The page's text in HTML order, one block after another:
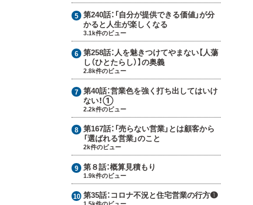
第240話： 「自分が提供できる価値」が分
かると人生が楽しくなる
3.1k件のビュー
第258話：人を魅きつけてやまない【人蕩
し（ひとたらし）】の奥義
2.8k件のビュー
第40話：営業色を強く打ち出してはいけ
ない！①
2.2k件のビュー
第167話： 「売らない営業」とは顧客から
「選ばれる営業」のこと
2k件のビュー
第８話：概算見積もり
1.9k件のビュー
第35話：コロナ不況と住宅営業の行方❶